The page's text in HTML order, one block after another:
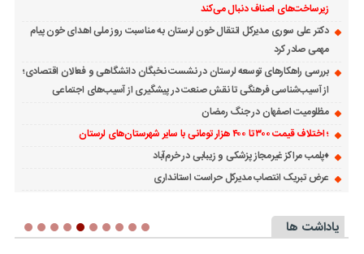
زیرساخت‌های اصناف دنبال می‌کند
دکتر علی سوری مدیرکل انتقال خون لرستان به مناسبت روز ملی اهدای خون پیام
مهمی صادر کرد
بررسی راهکارهای توسعه لرستان در نشست نخبگان دانشگاهی و فعالان اقتصادی؛
از آسیب‌شناسی فرهنگی تا نقش صنعت در پیشگیری از آسیب‌های اجتماعی
مظلومیت اصفهان در جنگ رمضان
؛ اختلاف قیمت ۳۰۰ تا ۴۰۰ هزار تومانی با سایر شهرستان‌های لرستان
♦️پلمب مراکز غیرمجاز پزشکی و زیبابی در خرم‌آباد
عرض تبریک انتصاب مدیرکل حراست استانداری
یاداشت ها